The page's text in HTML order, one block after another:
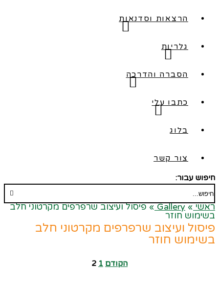
הרצאות וסדנאות
גלריות
הסברה והדרכה
כתבו עלי
בלוג
צור קשר
חיפוש עבור:
ראשי »
Gallery
» פיסול ועיצוב שרפרפים מקרטוני חלב
בשימוש חוזר
פיסול ועיצוב שרפרפים מקרטוני חלב
בשימוש חוזר
הקודם 1
2